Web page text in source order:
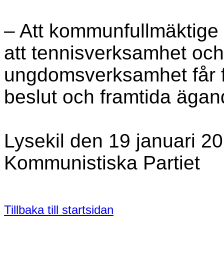
– Att
att tennisverksamhet
ungdomsverksamhet
beslut och framtida
Lysekil den 19
Kommunistiska Partiet
Tillbaka till startsidan